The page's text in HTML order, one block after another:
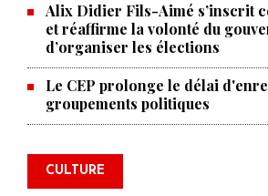
Alix Didier Fils-Aimé s’inscrit
et réaffirme la volonté du
d’organiser les élections
Le CEP prolonge le délai
groupements politiques
CULTURE
La Chambre de
l'industrie haïtiano-
commémorer le 235e
anniversaire de la